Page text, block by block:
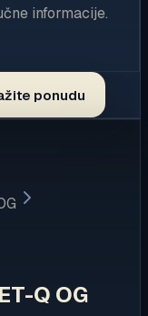
informacije.
ponudu
Q OG